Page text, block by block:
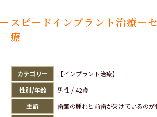
スピードインプラント治療＋
療
カテゴリー
【インプラント治療】
性別/年齢
男性 / 42歳
主訴
歯茎の腫れと前歯が欠けているのが